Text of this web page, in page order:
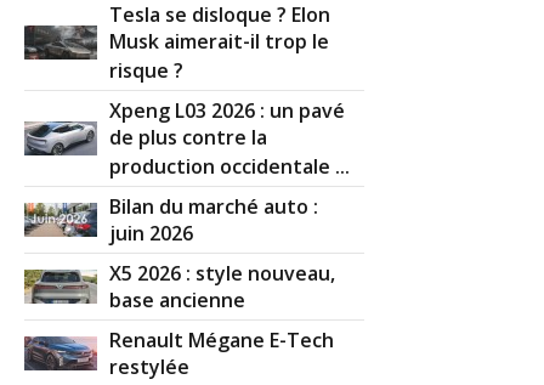
Tesla se disloque ? Elon
Musk aimerait-il trop le
risque ?
Xpeng L03 2026 : un pavé
de plus contre la
production occidentale ...
Bilan du marché auto :
juin 2026
X5 2026 : style nouveau,
base ancienne
Renault Mégane E-Tech
restylée